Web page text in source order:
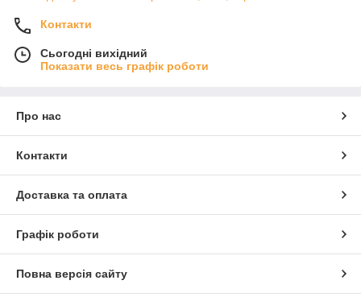
Контакти
Сьогодні вихідний
Показати весь графік роботи
Про нас
Контакти
Доставка та оплата
Графік роботи
Повна версія сайту